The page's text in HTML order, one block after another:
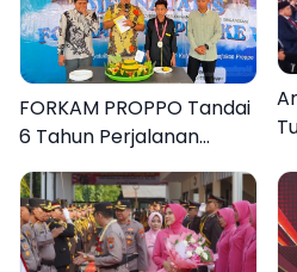
FORKAM PROPPO Tandai
6 Tahun Perjalanan
dengan Peluncuran Mars,
Hymne, dan Buku
Organisasi